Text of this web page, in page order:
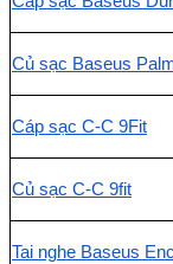
Củ sạc Baseus
Cáp sạc C-C 9Fit
Củ sạc C-C 9fit
Tai nghe Baseus